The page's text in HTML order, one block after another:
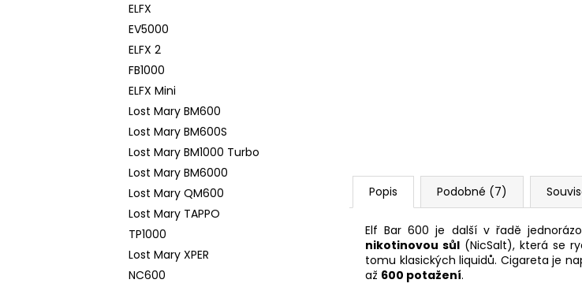
ELFX
EV5000
ELFX 2
FB1000
ELFX Mini
Lost Mary BM600
Lost Mary BM600S
Lost Mary BM1000 Turbo
Lost Mary BM6000
Lost Mary QM600
Lost Mary TAPPO
TP1000
Lost Mary XPER
NC600
Popis Podobné (7)
Elf Bar 600 je další v řadě
nikotinovou sůl (NicSalt), která se
tomu klasických liquidů. Cigareta je
až 600 potažení.